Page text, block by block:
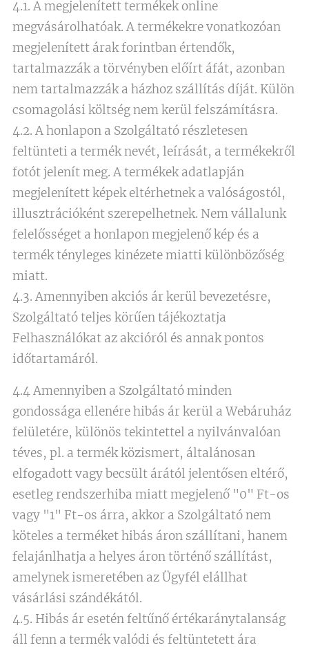
4.1. A megjelenített termékek online
megvásárolhatóak. A termékekre vonatkozóan
megjelenített árak forintban értendők,
tartalmazzák a törvényben előírt áfát, azonban
nem tartalmazzák a házhoz szállítás díját. Külön
csomagolási költség nem kerül felszámításra.
4.2. A honlapon a Szolgáltató részletesen
feltünteti a termék nevét, leírását, a termékekről
fotót jelenít meg. A termékek adatlapján
megjelenített képek eltérhetnek a valóságostól,
illusztrációként szerepelhetnek. Nem vállalunk
felelősséget a honlapon megjelenő kép és a
termék tényleges kinézete miatti különbözőség
miatt.
4.3. Amennyiben akciós ár kerül bevezetésre,
Szolgáltató teljes körűen tájékoztatja
Felhasználókat az akcióról és annak pontos
időtartamáról.
4.4 Amennyiben a Szolgáltató minden
gondossága ellenére hibás ár kerül a Webáruház
felületére, különös tekintettel a nyilvánvalóan
téves, pl. a termék közismert, általánosan
elfogadott vagy becsült árától jelentősen eltérő,
esetleg rendszerhiba miatt megjelenő "0" Ft-os
vagy "1" Ft-os árra, akkor a Szolgáltató nem
köteles a terméket hibás áron szállítani, hanem
felajánlhatja a helyes áron történő szállítást,
amelynek ismeretében az Ügyfél elállhat
vásárlási szándékától.
4.5. Hibás ár esetén feltűnő értékaránytalanság
áll fenn a termék valódi és feltüntetett ára